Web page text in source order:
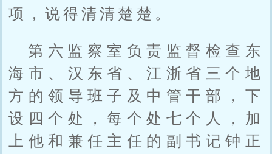
项，说得清清楚楚。
第六监察室负责监督检查东
海市、汉东省、江浙省三个地
方的领导班子及中管干部，下
设四个处，每个处七个人，加
上他和兼任主任的副书记钟正